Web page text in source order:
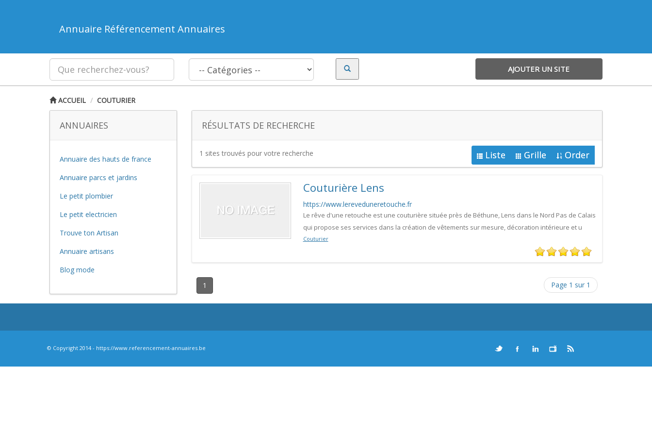
Annuaire Référencement Annuaires
AJOUTER UN SITE
ACCUEIL COUTURIER
ANNUAIRES
Annuaire des hauts de france
Annuaire parcs et jardins
Le petit plombier
Le petit electricien
Trouve ton Artisan
Annuaire artisans
Blog mode
RÉSULTATS DE RECHERCHE
1 sites trouvés pour votre recherche Liste Grille Order
Couturière Lens
https://www.lereveduneretouche.fr
Le rêve d'une retouche est une couturière située près de Béthune, Lens dans le Nord Pas de Calais
qui propose ses services dans la création de vêtements sur mesure, décoration intérieure et u
Couturier
1 Page 1 sur 1
© Copyright 2014 - https://www.referencement-annuaires.be